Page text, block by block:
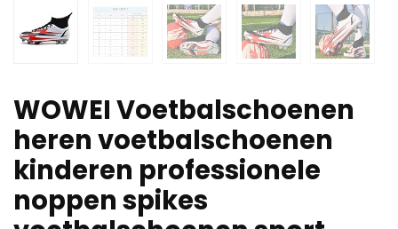
WOWEI Voetbalschoenen
heren voetbalschoenen
kinderen professionele
noppen spikes